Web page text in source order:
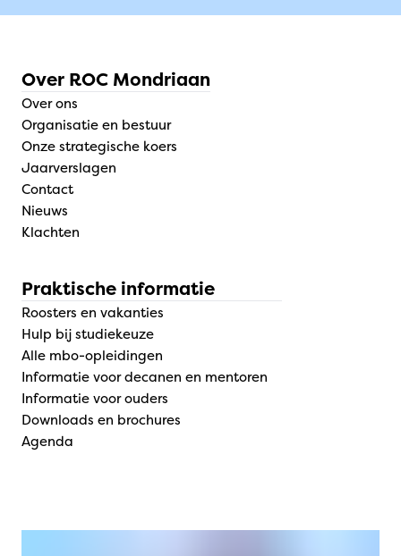
Over ROC Mondriaan
Over ons
Organisatie en bestuur
Onze strategische koers
Jaarverslagen
Contact
Nieuws
Klachten
Praktische informatie
Roosters en vakanties
Hulp bij studiekeuze
Alle mbo-opleidingen
Informatie voor decanen en mentoren
Informatie voor ouders
Downloads en brochures
Agenda